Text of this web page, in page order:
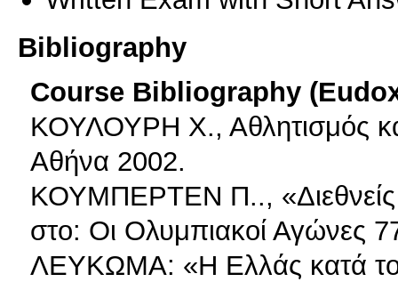
Bibliography
Course Bibliography
ΚΟΥΛΟΥΡΗ Χ., Αθλητισμός
Αθήνα 2002.
ΚΟΥΜΠΕΡΤΕΝ Π.., «Διεθνείς
στο: Οι Ολυμπιακοί Αγώνες
ΛΕΥΚΩΜΑ: «Η Ελλάς κατά